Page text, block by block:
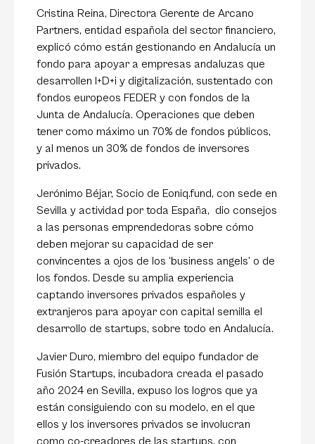
Cristina Reina, Directora Gerente de Arcano
Partners, entidad española del sector financiero,
explicó cómo están gestionando en Andalucía un
fondo para apoyar a empresas andaluzas que
desarrollen I+D+i y digitalización, sustentado con
fondos europeos FEDER y con fondos de la
Junta de Andalucía. Operaciones que deben
tener como máximo un 70% de fondos públicos,
y al menos un 30% de fondos de inversores
privados.
Jerónimo Béjar, Socio de Eoniq.fund, con sede en
Sevilla y actividad por toda España, dio consejos
a las personas emprendedoras sobre cómo
deben mejorar su capacidad de ser
convincentes a ojos de los ‘business angels’ o de
los fondos. Desde su amplia experiencia
captando inversores privados españoles y
extranjeros para apoyar con capital semilla el
desarrollo de startups, sobre todo en Andalucía.
Javier Duro, miembro del equipo fundador de
Fusión Startups, incubadora creada el pasado
año 2024 en Sevilla, expuso los logros que ya
están consiguiendo con su modelo, en el que
ellos y los inversores privados se involucran
como co-creadores de las startups, con